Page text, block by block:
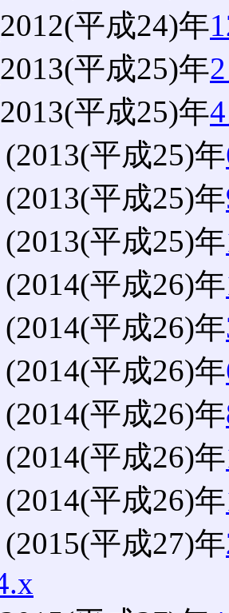
平成24)年
平成25)年
平成25)年
(2013(平成25)年
(2013(平成25)年
(2013(平成25)年
(2014(平成26)年
(2014(平成26)年
(2014(平成26)年
(2014(平成26)年
(2014(平成26)年
(2014(平成26)年
(2015(平成27)年